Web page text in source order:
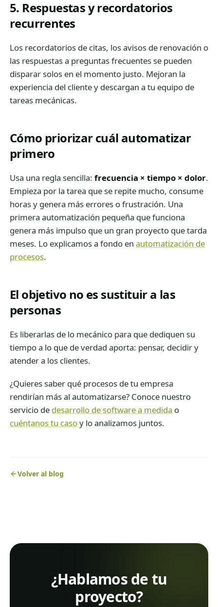
5. Respuestas y recordatorios
recurrentes
Los recordatorios de citas, los avisos de renovación o
las respuestas a preguntas frecuentes se pueden
disparar solos en el momento justo. Mejoran la
experiencia del cliente y descargan a tu equipo de
tareas mecánicas.
Cómo priorizar cuál automatizar
primero
Usa una regla sencilla: frecuencia × tiempo × dolor.
Empieza por la tarea que se repite mucho, consume
horas y genera más errores o frustración. Una
primera automatización pequeña que funciona
genera más impulso que un gran proyecto que tarda
meses. Lo explicamos a fondo en automatización de
procesos.
El objetivo no es sustituir a las
personas
Es liberarlas de lo mecánico para que dediquen su
tiempo a lo que de verdad aporta: pensar, decidir y
atender a los clientes.
¿Quieres saber qué procesos de tu empresa
rendirían más al automatizarse? Conoce nuestro
servicio de desarrollo de software a medida o
cuéntanos tu casoy lo analizamos juntos.
Volver al blog
¿Hablamos de tu
proyecto?